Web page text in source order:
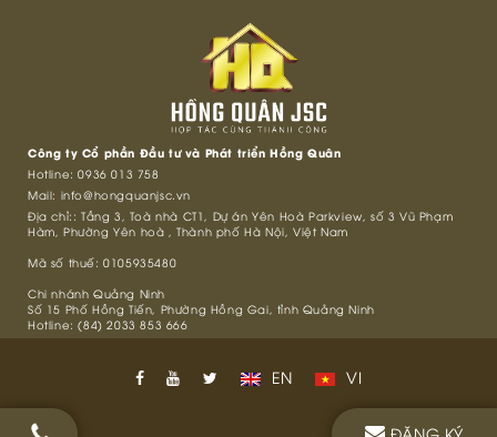
Công ty Cổ phần Đầu tư và Phát triển Hồng Quân
Hotline:0936 013 758
Mail: info@hongquanjsc.vn
Địa chỉ:: Tầng 3, Toà nhà CT1, Dự án Yên Hoà Parkview, số 3 Vũ Phạm
Hàm, Phường Yên hoà , Thành phố Hà Nội, Việt Nam
Mã số thuế: 0105935480
Chi nhánh Quảng Ninh
Số 15 Phố Hồng Tiến, Phường Hồng Gai, tỉnh Quảng Ninh
Hotline: (84) 2033 853 666
EN VI